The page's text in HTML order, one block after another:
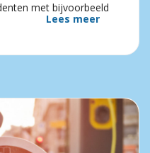
met bijvoorbeeld
Lees meer